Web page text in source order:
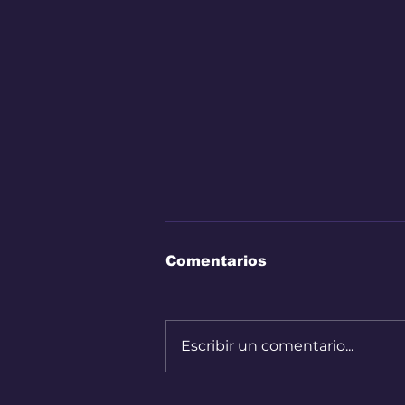
Comentarios
Escribir un comentario...